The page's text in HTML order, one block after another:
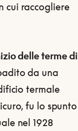
cui raccogliere
delle terme di
da una
termale
fu lo spunto
nel 1928